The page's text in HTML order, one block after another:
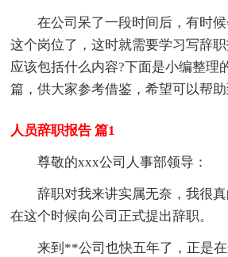
在公司呆了一段时间后，有时
这个岗位了，这时就需要学习写辞
应该包括什么内容?下面是小编整理
篇，供大家参考借鉴，希望可以帮助
人员辞职报告 篇1
尊敬的xxx公司人事部领导：
辞职对我来讲实属无奈，我很
在这个时候向公司正式提出辞职。
来到**公司也快五年了，正是